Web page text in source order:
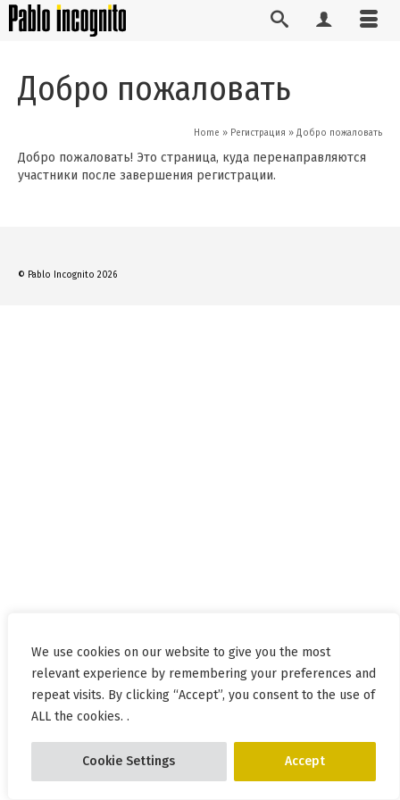
We use cookies on our website to give you the most
relevant experience by remembering your preferences and
repeat visits. By clicking “Accept”, you consent to the use of
ALL the cookies. .
Cookie Settings Accept
Добро пожаловать
Home » Регистрация » Добро пожаловать
Добро пожаловать! Это страница, куда перенаправляются
участники после завершения регистрации.
© Pablo Incognito 2026